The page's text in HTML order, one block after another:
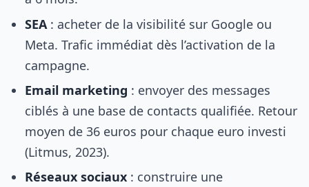
SEA : acheter de la visibilité sur Google ou
Meta. Trafic immédiat dès l’activation de la
campagne.
Email marketing : envoyer des messages
ciblés à une base de contacts qualifiée. Retour
moyen de 36 euros pour chaque euro investi
(Litmus, 2023).
Réseaux sociaux : construire une